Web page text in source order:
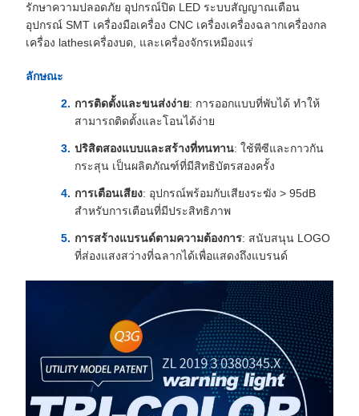
รักษาความปลอดภัย อุปกรณ์ปิด LED ระบบสัญญาณเตือน
อุปกรณ์ SMT เครื่องมือเครื่อง CNC เครื่องเครื่องฉลากเครื่องกล
เครื่อง lathesเครื่องบด, และเครื่องจักรเหมืองแร่
ลักษณะ
การติดตั้งและขนส่งง่าย: การออกแบบที่พับได้ ทําให้
สามารถติดตั้งและโอนได้ง่าย
ปริสิตสองแบบและสร้างที่ทนทาน: ใช้พีซีและกาวกัน
กระสุน เป็นผลิตภัณฑ์ที่มีสิทธิบัตรสองครั้ง
การเตือนเสียง: อุปกรณ์พร้อมกับเสียงระฆัง > 95dB
สําหรับการเตือนที่มีประสิทธิภาพ
การสร้างแบรนด์ตามความต้องการ: สนับสนุน LOGO
ที่ส่องแสงสว่างที่ฉลากได้เพื่อแสดงถึงแบรนด์